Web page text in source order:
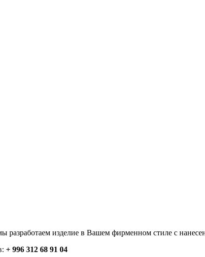
разработаем изделие в Вашем фирменном стиле с
+ 996 312 68 91 04